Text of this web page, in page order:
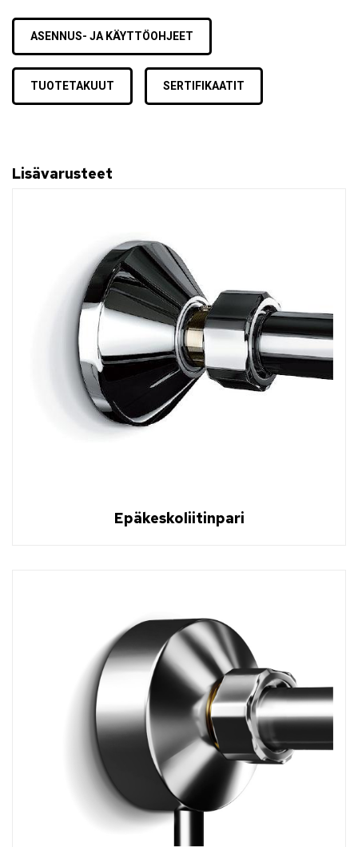
ASENNUS- JA KÄYTTÖOHJEET
TUOTETAKUUT SERTIFIKAATIT
Lisävarusteet
Epäkeskoliitinpari